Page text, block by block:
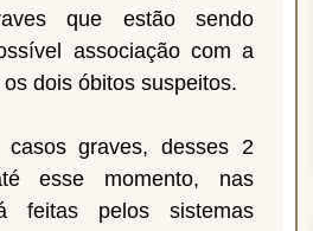
que estão sendo
associação com a
dois óbitos suspeitos.
casos graves, desses 2
esse momento, nas
feitas pelos sistemas